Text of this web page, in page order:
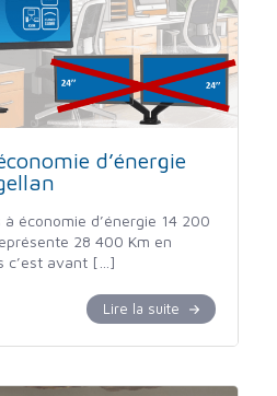
d’énergie
économie d’énergie 14 200
28 400 Km en
c’est avant […]
Lire la suite